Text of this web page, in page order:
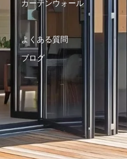
カーテンウォール
よくある質問
ブログ